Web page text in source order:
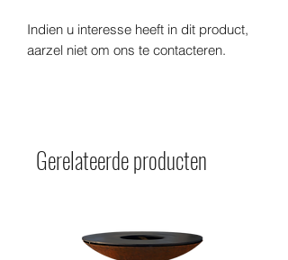
Indien u interesse heeft in dit product,
aarzel niet om ons te contacteren.
Gerelateerde producten